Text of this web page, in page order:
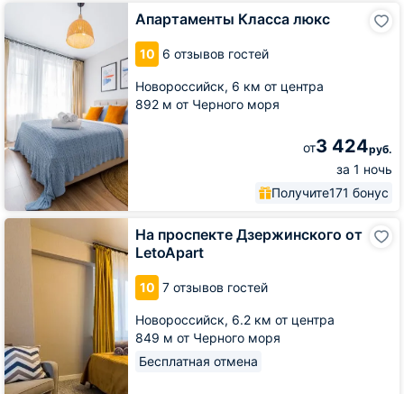
Апартаменты Класса люкс
10 6 отзывов гостей
Новороссийск, 6 км от центра
892 м от Черного моря
от3 424руб.
за 1 ночь
Получите171 бонус
люкс
На проспекте Дзержинского от
LetoApart
10 7 отзывов гостей
Новороссийск, 6.2 км от центра
849 м от Черного моря
Бесплатная отмена
На
Дзержинского